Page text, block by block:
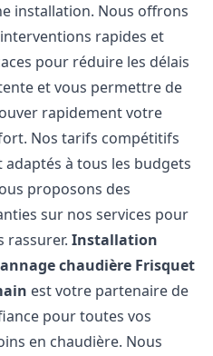
installation. Nous offrons
rapides et
pour réduire les délais
et vous permettre de
rapidement votre
Nos tarifs compétitifs
adaptés à tous les budgets
proposons des
sur nos services pour
rassurer.Installation
chaudière Frisquet
est votre partenaire de
pour toutes vos
en chaudière. Nous